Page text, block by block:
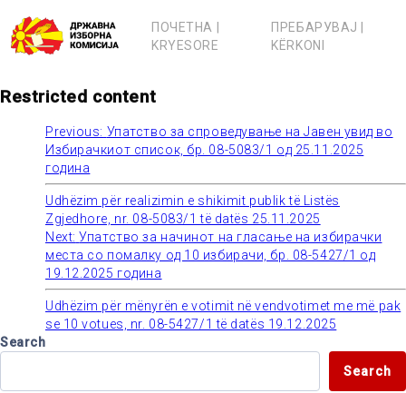
content
ПОЧЕТНА |
KRYESORE
ПРЕБАРУВАЈ |
KËRKONI
Restricted content
Post
navigation
Previous: Упатство за спроведување на Јавен увид во
Избирачкиот список, бр. 08-5083/1 од 25.11.2025
година
Udhëzim për realizimin e shikimit publik të Listës
Zgjedhore, nr. 08-5083/1 të datës 25.11.2025
Next: Упатство за начинот на гласање на избирачки
места со помалку од 10 избирачи, бр. 08-5427/1 од
19.12.2025 година
Udhëzim për mënyrën e votimit në vendvotimet me më pak
se 10 votues, nr. 08-5427/1 të datës 19.12.2025
Search
Search